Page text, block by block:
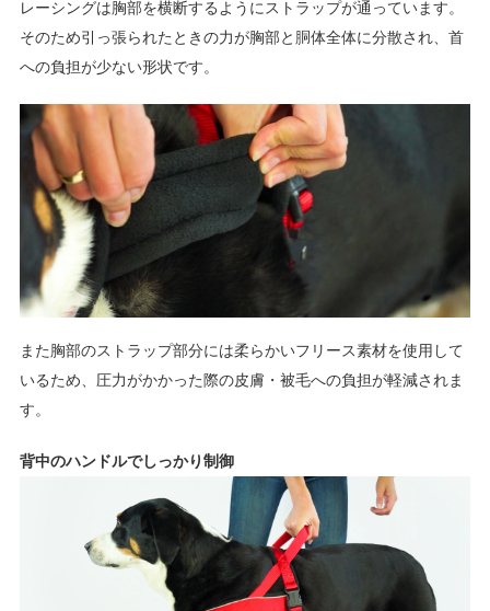
レーシングは胸部を横断するようにストラップが通っています。
そのため引っ張られたときの力が胸部と胴体全体に分散され、首
への負担が少ない形状です。
また胸部のストラップ部分には柔らかいフリース素材を使用して
いるため、圧力がかかった際の皮膚・被毛への負担が軽減されま
す。
背中のハンドルでしっかり制御